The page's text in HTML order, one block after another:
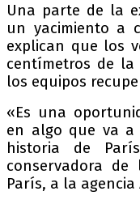
Una parte de la
un yacimiento a
explican que los
centímetros de
los equipos
«Es una
en algo que va
historia de
conservadora
París, a la agencia